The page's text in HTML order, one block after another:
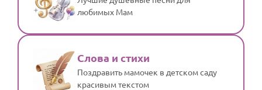
любимых Мам
Слова и стихи
Поздравить мамочек в детском саду
красивым текстом